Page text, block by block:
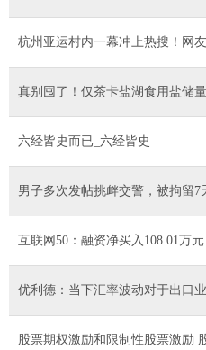
杭州亚运村内一幕冲上热搜！网
真别囤了！仅茶卡盐湖食用盐储
六经皆史而已_六经皆史
男子多次发帖挑衅交警，被拘留7
互联网50：融资净买入108.01万
优利德：当下汇率波动对于出口
股票期权激励和限制性股票激励